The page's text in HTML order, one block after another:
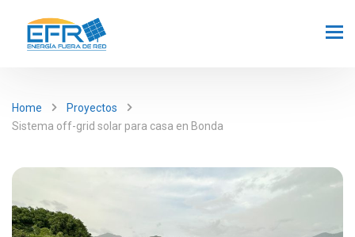
Home
Proyectos
Sistema off-grid solar para casa en Bonda